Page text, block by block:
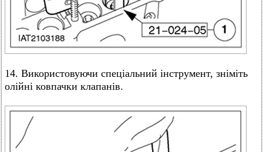
14. Використовуючи спеціальний інструмент, зніміть
олійні ковпачки клапанів.